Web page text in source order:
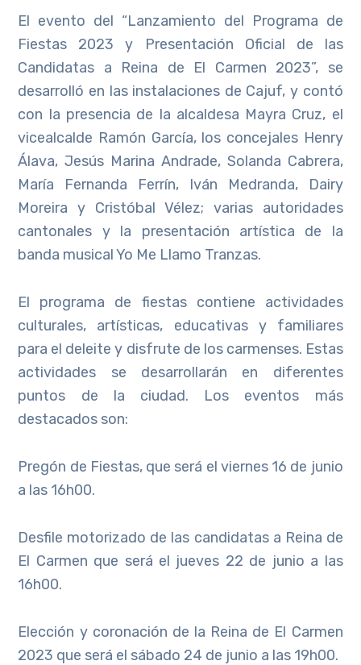
El evento del “Lanzamiento del Programa de
Fiestas 2023 y Presentación Oficial de las
Candidatas a Reina de El Carmen 2023”, se
desarrolló en las instalaciones de Cajuf, y contó
con la presencia de la alcaldesa Mayra Cruz, el
vicealcalde Ramón García, los concejales Henry
Álava, Jesús Marina Andrade, Solanda Cabrera,
María Fernanda Ferrín, Iván Medranda, Dairy
Moreira y Cristóbal Vélez; varias autoridades
cantonales y la presentación artística de la
banda musical Yo Me Llamo Tranzas.
El programa de fiestas contiene actividades
culturales, artísticas, educativas y familiares
para el deleite y disfrute de los carmenses. Estas
actividades se desarrollarán en diferentes
puntos de la ciudad. Los eventos más
destacados son:
Pregón de Fiestas, que será el viernes 16 de junio
a las 16h00.
Desfile motorizado de las candidatas a Reina de
El Carmen que será el jueves 22 de junio a las
16h00.
Elección y coronación de la Reina de El Carmen
2023 que será el sábado 24 de junio a las 19h00.